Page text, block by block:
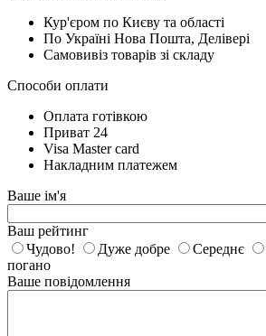
Кур'єром по Києву та області
По Україні Нова Пошта, Делівері
Самовивіз товарів зі складу
Способи оплати
Оплата готівкою
Приват 24
Visa Master card
Накладним платежем
Ваше ім'я
Ваш рейтинг
Чудово!
Дуже добре Середнє
погано
Ваше повідомлення